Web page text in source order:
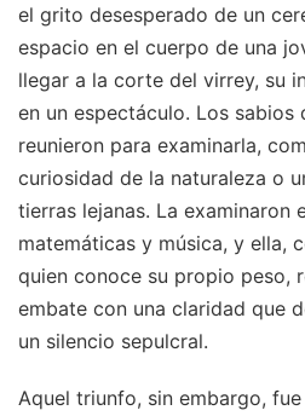
el grito desesperado de un
espacio en el cuerpo de una
llegar a la corte del virrey, su
en un espectáculo. Los sabios
reunieron para examinarla,
curiosidad de la naturaleza o
tierras lejanas. La examinaron
matemáticas y música, y ella,
quien conoce su propio peso,
embate con una claridad que
un silencio sepulcral.
Aquel triunfo, sin embargo,